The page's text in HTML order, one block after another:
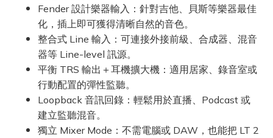
Fender 設計樂器輸入：針對吉他、貝斯等樂器最佳
化，插上即可獲得清晰自然的音色。
整合式 Line 輸入：可連接外接前級、合成器、混音
器等 Line-level 訊源。
平衡 TRS 輸出＋耳機擴大機：適用居家、錄音室或
行動配置的彈性監聽。
Loopback 音訊回錄：輕鬆用於直播、Podcast 或
建立監聽混音。
獨立 Mixer Mode：不需電腦或 DAW，也能把 LT 2